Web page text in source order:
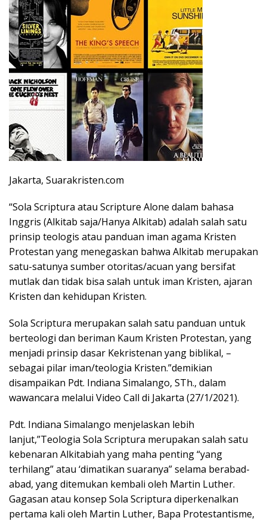
Jakarta, Suarakristen.com
“Sola Scriptura atau Scripture Alone dalam bahasa
Inggris (Alkitab saja/Hanya Alkitab) adalah salah satu
prinsip teologis atau panduan iman agama Kristen
Protestan yang menegaskan bahwa Alkitab merupakan
satu-satunya sumber otoritas/acuan yang bersifat
mutlak dan tidak bisa salah untuk iman Kristen, ajaran
Kristen dan kehidupan Kristen.
Sola Scriptura merupakan salah satu panduan untuk
berteologi dan beriman Kaum Kristen Protestan, yang
menjadi prinsip dasar Kekristenan yang biblikal, –
sebagai pilar iman/teologia Kristen.”demikian
disampaikan Pdt. Indiana Simalango, STh., dalam
wawancara melalui Video Call di Jakarta (27/1/2021).
Pdt. Indiana Simalango menjelaskan lebih
lanjut,”Teologia Sola Scriptura merupakan salah satu
kebenaran Alkitabiah yang maha penting “yang
terhilang” atau ‘dimatikan suaranya” selama berabad-
abad, yang ditemukan kembali oleh Martin Luther.
Gagasan atau konsep Sola Scriptura diperkenalkan
pertama kali oleh Martin Luther, Bapa Protestantisme,